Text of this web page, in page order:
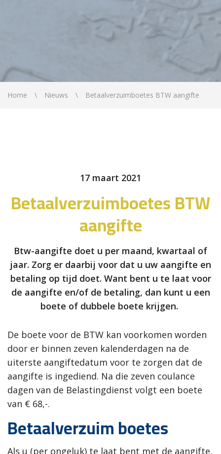
Home Nieuws Betaalverzuimboetes BTW aangifte
17 maart 2021
Betaalverzuimboetes BTW
aangifte
Btw-aangifte doet u per maand, kwartaal of
jaar. Zorg er daarbij voor dat u uw aangifte en
betaling op tijd doet. Want bent u te laat voor
de aangifte en/of de betaling, dan kunt u een
boete of dubbele boete krijgen.
De boete voor de BTW kan voorkomen worden
door er binnen zeven kalenderdagen na de
uiterste aangiftedatum voor te zorgen dat de
aangifte is ingediend. Na die zeven coulance
dagen van de Belastingdienst volgt een boete
van € 68,-.
Betaalverzuim boetes
Als u (per ongeluk) te laat bent met de aangifte,